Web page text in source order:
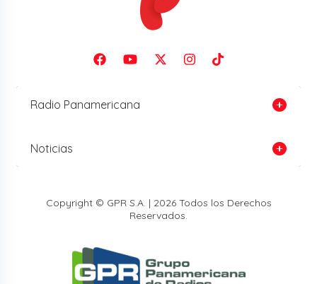
Radio Panamericana
Noticias
Copyright © GPR S.A. | 2026 Todos los Derechos
Reservados.